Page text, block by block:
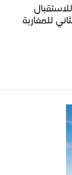
للمغاربة